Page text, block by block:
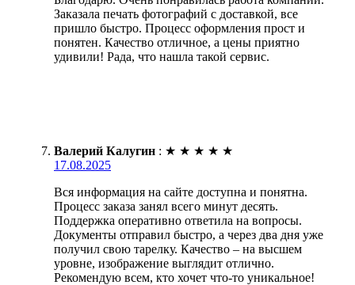
Заказала печать фотографий с доставкой, все
пришло быстро. Процесс оформления прост и
понятен. Качество отличное, а цены приятно
удивили! Рада, что нашла такой сервис.
Валерий Калугин : ★ ★ ★ ★ ★
17.08.2025
Вся информация на сайте доступна и понятна.
Процесс заказа занял всего минут десять.
Поддержка оперативно ответила на вопросы.
Документы отправил быстро, а через два дня уже
получил свою тарелку. Качество – на высшем
уровне, изображение выглядит отлично.
Рекомендую всем, кто хочет что-то уникальное!